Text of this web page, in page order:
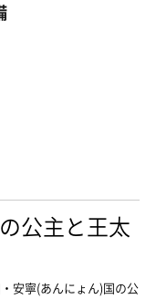
公主と王太
安寧(あんにょん)国の公